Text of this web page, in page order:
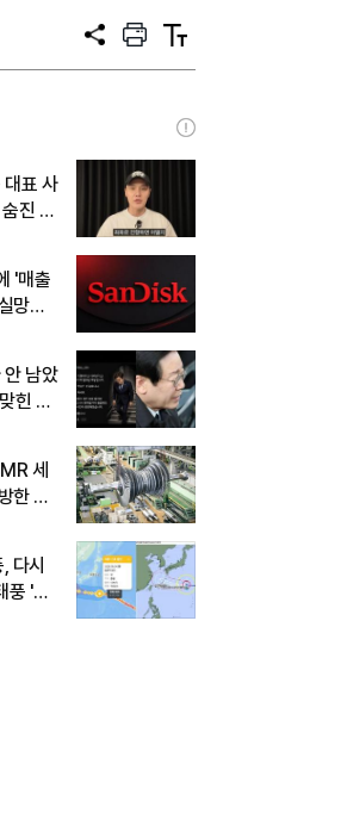
공
프
트
텍
트
대표 사
진 채
'매출
망에
안 남았
힌 무
세
한 기
다시
풍 '돌